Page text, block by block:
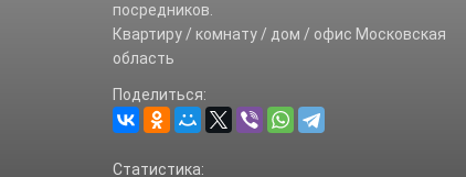
посредников.
Квартиру / комнату / дом / офис Московская
область
Поделиться:
Статистика: